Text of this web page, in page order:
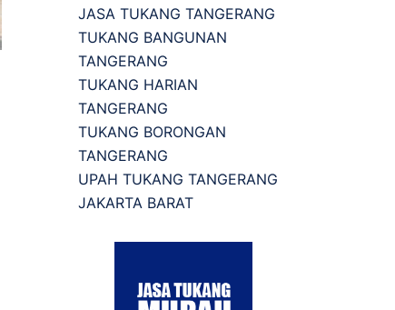
JASA TUKANG TANGERANG
TUKANG BANGUNAN
TANGERANG
TUKANG HARIAN
TANGERANG
TUKANG BORONGAN
TANGERANG
UPAH TUKANG TANGERANG
JAKARTA BARAT